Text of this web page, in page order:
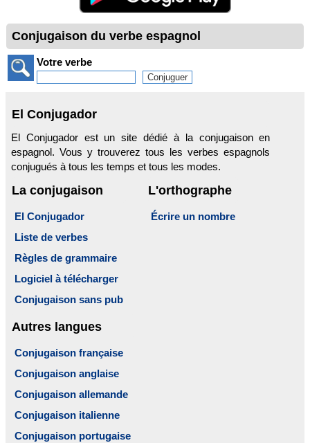
Conjugaison du verbe espagnol
Votre verbe
El Conjugador
El Conjugador est un site dédié à la conjugaison en
espagnol. Vous y trouverez tous les verbes espagnols
conjugués à tous les temps et tous les modes.
La conjugaison
El Conjugador
Liste de verbes
Règles de grammaire
Logiciel à télécharger
Conjugaison sans pub
L'orthographe
Écrire un nombre
Autres langues
Conjugaison française
Conjugaison anglaise
Conjugaison allemande
Conjugaison italienne
Conjugaison portugaise